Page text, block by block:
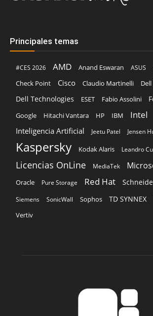
Principales temas
#CES 2026 AMD Anand Eswaran ASUS
Check Point
Cisco Claudio Martinelli Dell
Dell Technologies ESET Fabio Assolini
Google Hitachi Vantara HP IBM Intel
Inteligencia Artificial Jeetu Patel Jensen
Kaspersky Kodak Alaris Leandro
Licencias OnLine MediaTek
Oracle Pure Storage Red Hat
Siemens SonicWall Sophos TD SYNNEX
Vertiv